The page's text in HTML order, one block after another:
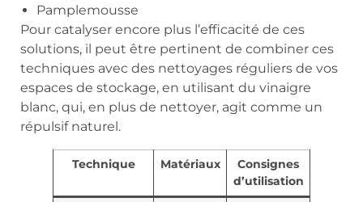
Pamplemousse
Pour catalyser encore plus l’efficacité de ces
solutions, il peut être pertinent de combiner ces
techniques avec des nettoyages réguliers de vos
espaces de stockage, en utilisant du vinaigre
blanc, qui, en plus de nettoyer, agit comme un
répulsif naturel.
Technique Matériaux
Consignes
d’utilisation